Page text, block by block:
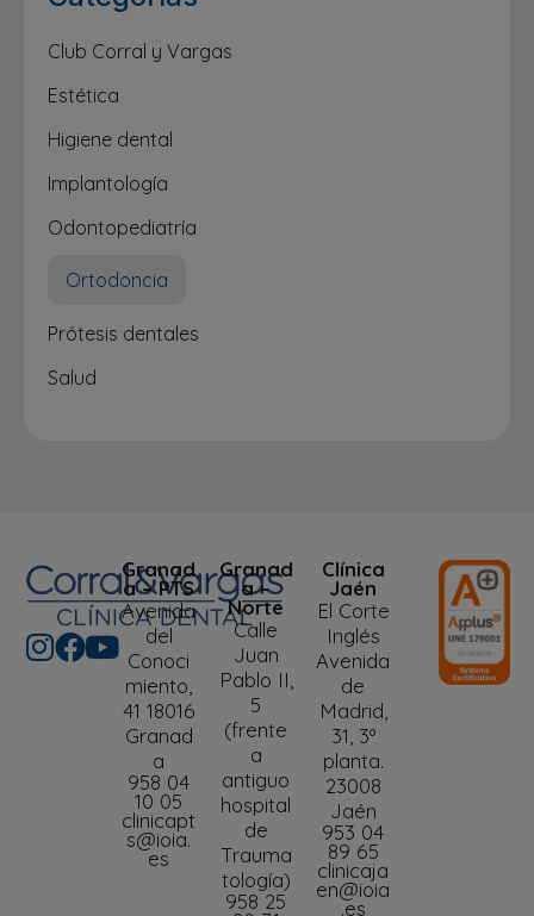
Club Corral y Vargas
Estética
Higiene dental
Implantología
Odontopediatría
Ortodoncia
Prótesis dentales
Salud
Granad
a – PTS
Avenida
del
Conoci
miento,
41 18016
Granad
a
958 04
10 05
clinicapt
s@ioia.
es
Granad
a –
Norte
Calle
Juan
Pablo II,
5
(frente
a
antiguo
hospital
de
Trauma
tología)
958 25
Clínica
Jaén
El Corte
Inglés
Avenida
de
Madrid,
31, 3º
planta.
23008
Jaén
953 04
89 65
clinicaja
en@ioia
.es